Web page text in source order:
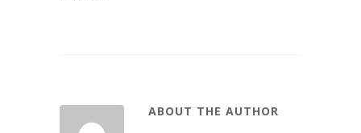
ABOUT THE AUTHOR